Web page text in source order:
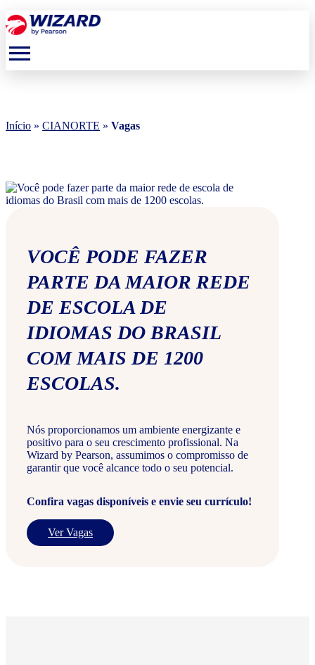
menu
Início » CIANORTE » Vagas
VOCÊ PODE FAZER
PARTE DA MAIOR REDE
DE ESCOLA DE
IDIOMAS DO BRASIL
COM MAIS DE 1200
ESCOLAS.
Nós proporcionamos um ambiente energizante e
positivo para o seu crescimento profissional. Na
Wizard by Pearson, assumimos o compromisso de
garantir que você alcance todo o seu potencial.
Confira vagas disponíveis e envie seu currículo!
Ver Vagas